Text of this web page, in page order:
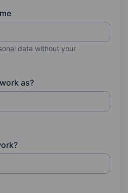
data without your
as?